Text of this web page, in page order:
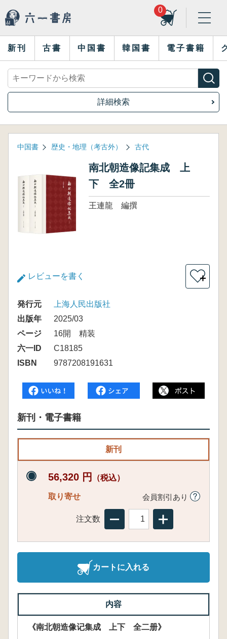
0
新刊 古書 中国書 韓国書 電子書籍
詳細検索
中国書 歴史・地理（考古外） 古代
南北朝造像記集成 上
下 全2冊
王連龍 編撰
レビューを書く ＋
発行元
上海人民出版社
出版年
2025/03
ページ
16開 精装
六一ID
C18185
ISBN
9787208191631
新刊・電子書籍
新刊
56,320 円 （税込）
取り寄せ 会員割引あり
注文数
カートに入れる
内容
《南北朝造像记集成 上下 全二册》